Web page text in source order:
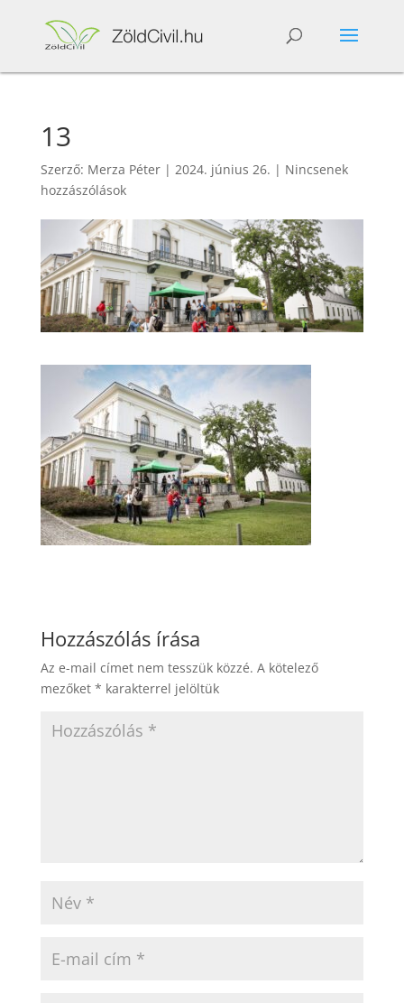
13
Szerző: Merza Péter| 2024. június 26. | Nincsenek
hozzászólások
Hozzászólás írása
Az e-mail címet nem tesszük közzé. A kötelező
mezőket * karakterrel jelöltük